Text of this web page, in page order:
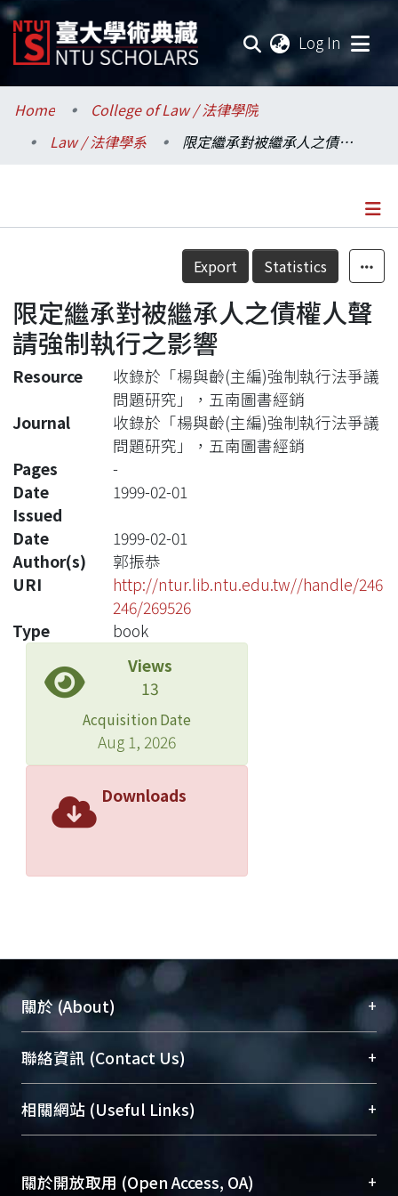
Log In
Communities & Collections
Research Outputs
Statistics
Home
College of Law / 法律學院
Law / 法律學系
限定繼承對被繼承人之債權人聲請強制執行之影響
Details
Export Statistics
限定繼承對被繼承人之債權人聲
請強制執行之影響
Resource
收錄於「楊與齡(主編)強制執行法爭議
問題研究」，五南圖書經銷
Journal
收錄於「楊與齡(主編)強制執行法爭議
問題研究」，五南圖書經銷
Pages
-
Date
Issued
1999-02-01
Date
1999-02-01
Author(s)
郭振恭
URI
http://ntur.lib.ntu.edu.tw//handle/246
246/269526
Type
book
Views
13
Acquisition Date
Aug 1, 2026
Downloads
關於 (About) +
臺大位居世界頂尖大學之列，為永久珍藏及向國際
展現本校豐碩的研究成果及學術能量，圖書館整合
機構典藏（NTUR）與學術庫（AH）不同功能平
台，成為臺大學術典藏NTU scholars。期能整合研
成果。
聯絡資訊 (Contact Us) +
總館學科館員(Main Library)
醫學圖書館學科館員(Medical Library)
Sciences Library)
相關網站 (Useful Links) +
關於開放取用 (Open Access, OA) +